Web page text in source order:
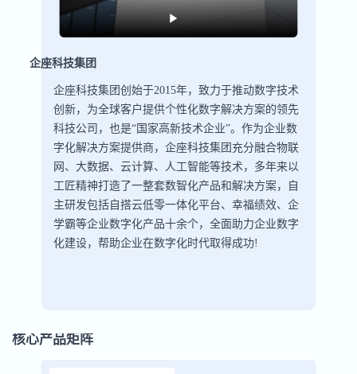
企座科技集团
企座科技集团创始于2015年，致力于推动数字技术
创新，为全球客户提供个性化数字解决方案的领先
科技公司，也是“国家高新技术企业”。作为企业数
字化解决方案提供商，企座科技集团充分融合物联
网、大数据、云计算、人工智能等技术，多年来以
工匠精神打造了一整套数智化产品和解决方案，自
主研发包括自搭云低零一体化平台、幸福绩效、企
学霸等企业数字化产品十余个，全面助力企业数字
化建设，帮助企业在数字化时代取得成功!
核心产品矩阵